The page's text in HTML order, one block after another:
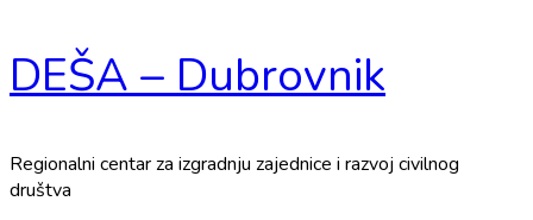
Skip
to
DEŠA – Dubrovnik
Regionalni centar za izgradnju zajednice i razvoj civilnog
društva